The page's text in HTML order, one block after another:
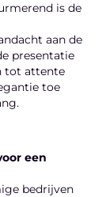
is de
aan de
presentatie
tot attente
toe
een
bedrijven